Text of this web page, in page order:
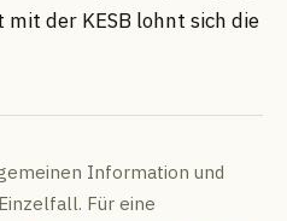
der KESB lohnt sich die
Information und
Für eine